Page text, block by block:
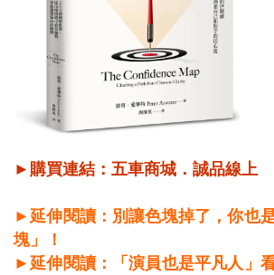
►購買連結： 五車商城 ． 誠品線上
►延伸閱讀：別讓色塊掉了，你也
塊」！
►延伸閱讀：「演員也是平凡人」